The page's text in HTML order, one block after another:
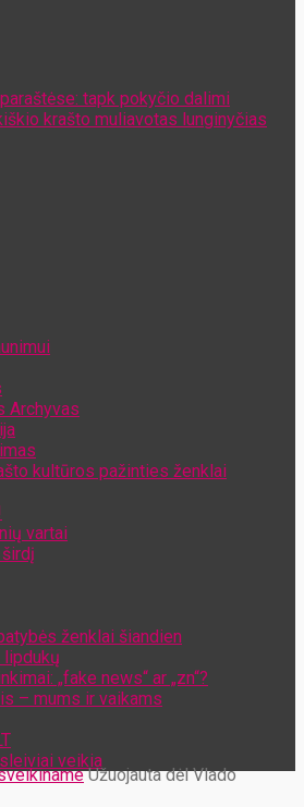
tapk pokyčio dalimi
krašto muliavotas lunginyčias
Archyvas
kultūros pažinties ženklai
vartai
ženklai šiandien
lipdukų
„fake news“ ar „zn“?
– mums ir vaikams
veikia
Užuojauta dėl Vlado